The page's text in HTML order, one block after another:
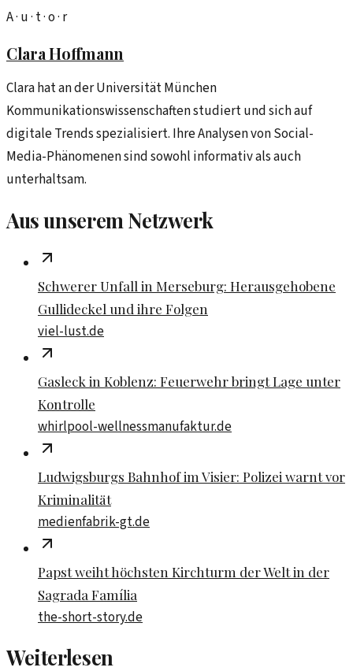
A · u · t · o · r
Clara Hoffmann
Clara hat an der Universität München
Kommunikationswissenschaften studiert und sich auf
digitale Trends spezialisiert. Ihre Analysen von Social-
Media-Phänomenen sind sowohl informativ als auch
unterhaltsam.
Aus unserem Netzwerk
Schwerer Unfall in Merseburg: Herausgehobene
Gullideckel und ihre Folgen
viel-lust.de
Gasleck in Koblenz: Feuerwehr bringt Lage unter
Kontrolle
whirlpool-wellnessmanufaktur.de
Ludwigsburgs Bahnhof im Visier: Polizei warnt vor
Kriminalität
medienfabrik-gt.de
Papst weiht höchsten Kirchturm der Welt in der
Sagrada Família
the-short-story.de
Weiterlesen